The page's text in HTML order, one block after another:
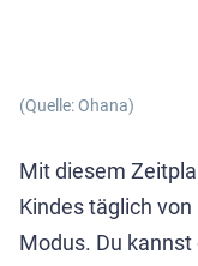
(Quelle: Ohana)
Mit diesem
Kindes täglich von
Modus. Du